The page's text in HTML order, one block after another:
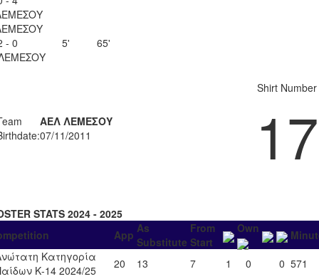
- 0
5' 65'
ΑΕΛ ΛΕΜΕΣΟΥ
07/11/2011
Shirt Number
17
STATS 2024 - 2025
App As
Substitute
From
Start
Own
Κατηγορία
Κ-14 2024/25
20 13 7 1 0 0 571